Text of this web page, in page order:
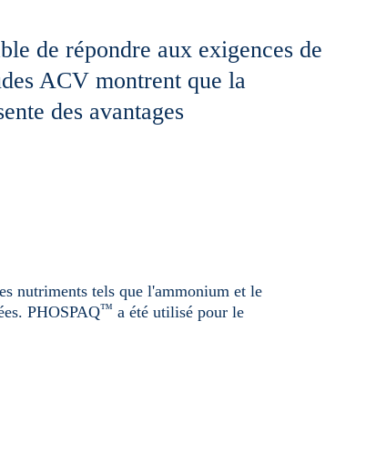
de répondre aux exigences de
ACV montrent que la
des avantages
nutriments tels que l'ammonium et le
PHOSPAQ™ a été utilisé pour le